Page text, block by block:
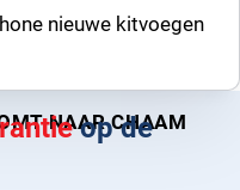
nieuwe kitvoegen
NAAR CHAAM
op de